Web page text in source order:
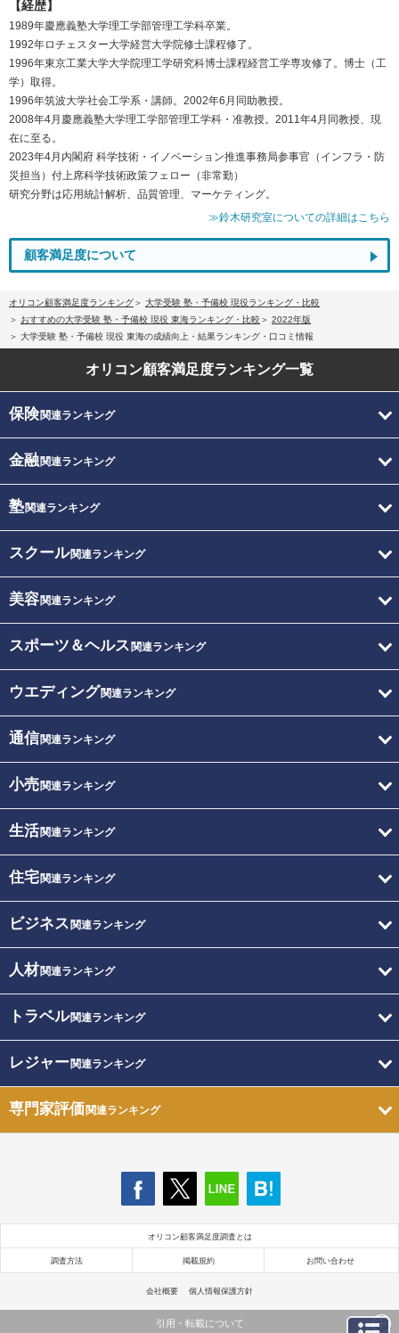
【経歴】
1989年慶應義塾大学理工学部管理工学科卒業。
1992年ロチェスター大学経営大学院修士課程修了。
1996年東京工業大学大学院理工学研究科博士課程経営工学専攻修了。博士（工
学）取得。
1996年筑波大学社会工学系・講師。2002年6月同助教授。
2008年4月慶應義塾大学理工学部管理工学科・准教授。2011年4月同教授、現
在に至る。
2023年4月内閣府 科学技術・イノベーション推進事務局参事官（インフラ・防
災担当）付上席科学技術政策フェロー（非常勤）
研究分野は応用統計解析、品質管理、マーケティング。
≫鈴木研究室についての詳細はこちら
顧客満足度について
オリコン顧客満足度ランキング
大学受験 塾・予備校 現役ランキング・比較
おすすめの大学受験 塾・予備校 現役 東海ランキング・比較
2022年版
大学受験 塾・予備校 現役 東海の成績向上・結果ランキング・口コミ情報
オリコン顧客満足度ランキング一覧
保険関連ランキング
金融関連ランキング
塾関連ランキング
スクール関連ランキング
美容関連ランキング
スポーツ＆ヘルス 関連ランキング
ウエディング関連ランキング
通信関連ランキング
小売関連ランキング
生活関連ランキング
住宅関連ランキング
ビジネス 関連ランキング
人材関連ランキング
トラベル関連ランキング
レジャー関連ランキング
専門家評価関連ランキング
オリコン顧客満足度調査とは
調査方法 掲載規約 お問い合わせ
会社概要 個人情報保護方針
引用・転載について